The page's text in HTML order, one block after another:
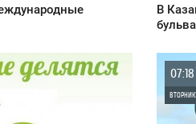
В
07:18
ВТОРНИК